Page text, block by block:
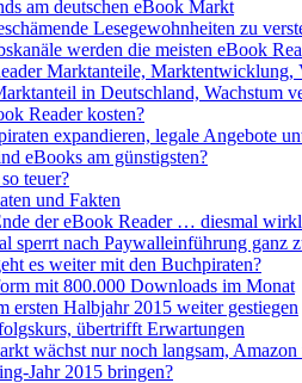
am deutschen eBook Markt
Lesegewohnheiten zu
werden die meisten eBook
Marktanteile,
in Deutschland, Wachstum
Reader kosten?
expandieren, legale Angebote
eBooks am günstigsten?
teuer?
und Fakten
der eBook Reader … diesmal
sperrt nach Paywalleinführung ganz
es weiter mit den Buchpiraten?
mit 800.000 Downloads im Monat
ersten Halbjahr 2015 weiter gestiegen
übertrifft Erwartungen
wächst nur noch langsam,
Jahr 2015 bringen?